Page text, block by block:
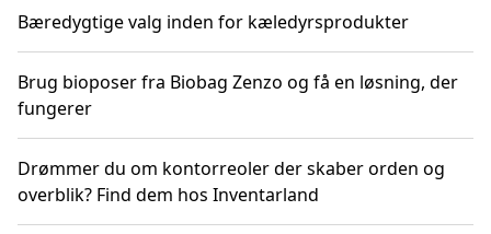
Bæredygtige valg inden for kæledyrsprodukter
Brug bioposer fra Biobag Zenzo og få en løsning, der
fungerer
Drømmer du om kontorreoler der skaber orden og
overblik? Find dem hos Inventarland